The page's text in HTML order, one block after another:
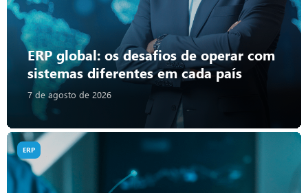
ERP global: os desafios de operar com
sistemas diferentes em cada país
7 de agosto de 2026
ERP